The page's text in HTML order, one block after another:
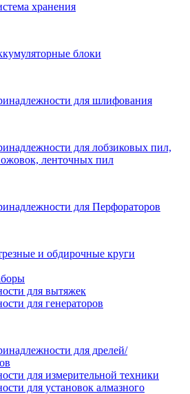
хранения
блоки
для шлифования
для лобзиковых пил,
ленточных пил
для Перфораторов
и обдирочные круги
для вытяжек
для генераторов
для дрелей/
для измерительной техники
для установок алмазного